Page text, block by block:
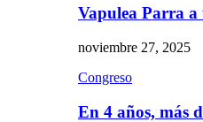
Vapulea Parra
noviembre 27, 2025
Congreso
En 4 años, más